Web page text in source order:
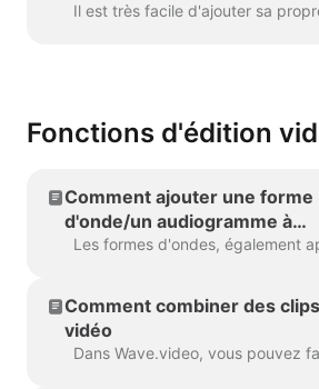
Fonctions d'édition
Comment ajouter une forme
d'onde/un audiogramme à
votre vidéo avec Wave.video
Comment combiner des clips
vidéo